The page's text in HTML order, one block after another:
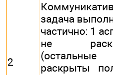
2
задача
частично: 1
не
(остальные
раскрыты